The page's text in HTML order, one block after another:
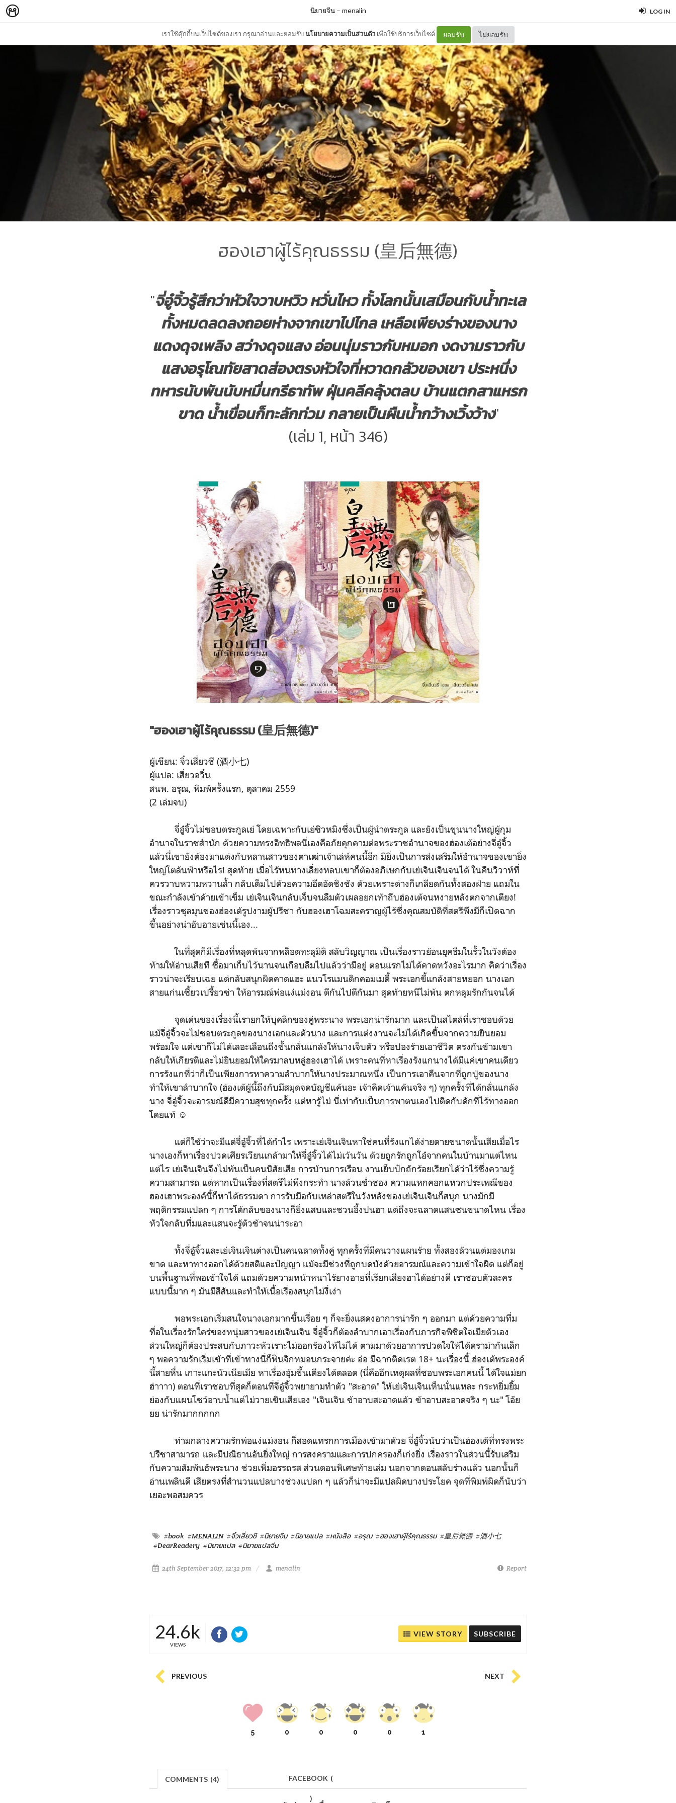
LOG IN
เราใช้คุ๊กกี้บนเว็บไซต์ของเรา กรุณาอ่านและยอมรับนโยบายความเป็นส่วนตัว เพื่อใช้บริการเว็บไซต์ ยอมรับ ไม่ยอมรับ
นิยายจีน– menalin
ฮองเฮาผู้ไร้คุณธรรม (皇后無德)
"จี่อู๋จิ้วรู้สึกว่าหัวใจวาบหวิว หวั่นไหว ทั้งโลกนั้นเสมือนกับน้ำทะเล
ทั้งหมดลดลงถอยห่างจากเขาไปไกล เหลือเพียงร่างของนาง
แดงดุจเพลิง สว่างดุจแสง อ่อนนุ่มราวกับหมอก งดงามราวกับ
แสงอรุโณทัยสาดส่องตรงหัวใจที่หวาดกลัวของเขา ประหนึ่ง
ทหารนับพันนับหมื่นกรีธาทัพ ฝุ่นคลีคลุ้งตลบ บ้านแตกสาแหรก
ขาด น้ำเขื่อนก็ทะลักท่วม กลายเป็นผืนน้ำกว้างเวิ้งว้าง"
(เล่ม 1, หน้า 346)
"ฮองเฮาผู้ไร้คุณธรรม (皇后無德)"
ผู้เขียน: จิ๋วเสี่ยวชี (酒小七)
ผู้แปล: เสี่ยวอวิ๋น
สนพ. อรุณ, พิมพ์ครั้งแรก, ตุลาคม 2559
(2 เล่มจบ)
จี่อู๋จิ้วไม่ชอบตระกูลเย่ โดยเฉพาะกับเย่ซิวหมิงซึ่งเป็นผู้นำตระกูล และยังเป็นขุนนางใหญ่ผู้กุม
อำนาจในราชสำนัก ด้วยความทรงอิทธิพลนี่เองคือภัยคุกคามต่อพระราชอำนาจของฮ่องเต้อย่างจี่อู๋จิ้ว
แล้วนี่เขายังต้องมาแต่งกับหลานสาวของตาเฒ่าเจ้าเล่ห์คนนี้อีก มิยิ่งเป็นการส่งเสริมให้อำนาจของเขายิ่ง
ใหญ่โตล้นฟ้าหรือไร! สุดท้าย เมื่อไร้หนทางเลี่ยงหลบเขาก็ต้องอภิเษกกับเย่เจินเจินจนได้ ในคืนวิวาห์ที่
ควรวาบหวามหวานล้ำ กลับเต็มไปด้วยความอึดอัดชิงชัง ด้วยเพราะต่างก็เกลียดกันทั้งสองฝ่าย แถมใน
ขณะกำลังเข้าด้ายเข้าเข็ม เย่เจินเจินกลับเจ็บจนลืมตัวเผลอยกเท้าถีบฮ่องเต้จนหงายหลังตกจากเตียง!
เรื่องราวชุลมุนของฮ่องเต้รูปงามผู้ปรีชา กับฮองเฮาโฉมสะคราญผู้ไร้ซึ่งคุณสมบัติที่สตรีพึงมีก็เปิดฉาก
ขึ้นอย่างน่าอับอายเช่นนี้เอง...
ในที่สุดก็มีเรื่องที่หลุดพ้นจากพล็อตทะลุมิติ สลับวิญญาณ เป็นเรื่องราวย้อนยุคธีมในรั้วในวังต้อง
ห้ามให้อ่านเสียที ซื้อมาเก็บไว้นานจนเกือบลืมไปแล้วว่ามีอยู่ ตอนแรกไม่ได้คาดหวังอะไรมาก คิดว่าเรื่อง
ราวน่าจะเรียบเฉย แต่กลับสนุกผิดคาดแฮะ แนวโรแมนติกคอมเมดี้ พระเอกขี้แกล้งสายหยอก นางเอก
สายแก่นเซี้ยวเปรี้ยวซ่า ให้อารมณ์พ่อแง่แม่งอน ตีกันไปตีกันมา สุดท้ายหนีไม่พ้น ตกหลุมรักกันจนได้
จุดเด่นของเรื่องนี้เรายกให้บุคลิกของคู่พระนาง พระเอกน่ารักมาก และเป็นสไตล์ที่เราชอบด้วย
แม้จี่อู๋จิ้วจะไม่ชอบตระกูลของนางเอกและตัวนาง และการแต่งงานจะไม่ได้เกิดขึ้นจากความยินยอม
พร้อมใจ แต่เขาก็ไม่ได้เลอะเลือนถึงขั้นกลั่นแกล้งให้นางเจ็บตัว หรือปองร้ายเอาชีวิต ตรงกันข้ามเขา
กลับให้เกียรติและไม่ยินยอมให้ใครมาลบหลู่ฮองเฮาได้ เพราะคนที่หาเรื่องรังแกนางได้มีแค่เขาคนเดียว
การรังแกที่ว่าก็เป็นเพียงการหาความลำบากให้นางประมาณหนึ่ง เป็นการเอาคืนจากที่ถูกปู่ของนาง
ทำให้เขาลำบากใจ (ฮ่องเต้ผู้นี้ถึงกับมีสมุดจดบัญชีแค้นอะ เจ้าคิดเจ้าแค้นจริง ๆ) ทุกครั้งที่ได้กลั่นแกล้ง
นาง จี่อู๋จิ้วจะอารมณ์ดีมีความสุขทุกครั้ง แต่หารู้ไม่ นี่เท่ากับเป็นการพาตนเองไปติดกับดักที่ไร้ทางออก
โดยแท้ ☺
แต่ก็ใช้ว่าจะมีแต่จี่อู๋จิ้วที่ได้กำไร เพราะเย่เจินเจินหาใช่คนที่รังแกได้ง่ายดายขนาดนั้นเสียเมื่อไร
นางเองก็หาเรื่องปวดเศียรเวียนเกล้ามาให้จี่อู๋จิ้วได้ไม่เว้นวัน ด้วยถูกรักถูกโอ๋จากคนในบ้านมาแต่ไหน
แต่ไร เย่เจินเจินจึงไม่พ้นเป็นคนนิสัยเสีย การบ้านการเรือน งานเย็บปักถักร้อยเรียกได้ว่าไร้ซึ่งความรู้
ความสามารถ แต่หากเป็นเรื่องที่สตรีไม่พึงกระทำ นางล้วนช่ำชอง ความแหกคอกแหวกประเพณีของ
ฮองเฮาพระองค์นี้ก็หาได้ธรรมดา การรับมือกับเหล่าสตรีในวังหลังของเย่เจินเจินก็สนุก นางมักมี
พฤติกรรมแปลก ๆ การโต้กลับของนางก็ยิ่งแสบและชวนอึ้งปนฮา แต่ถึงจะฉลาดแสนซนขนาดไหน เรื่อง
หัวใจกลับทึ่มและแสนจะรู้ตัวช้าจนน่าระอา
ทั้งจี่อู๋จิ้วและเย่เจินเจินต่างเป็นคนฉลาดทั้งคู่ ทุกครั้งที่มีคนวางแผนร้าย ทั้งสองล้วนแต่มองเกม
ขาด และหาทางออกได้ด้วยสติและปัญญา แม้จะมีช่วงที่ถูกบดบังด้วยอารมณ์และความเข้าใจผิด แต่ก็อยู่
บนพื้นฐานที่พอเข้าใจได้ แถมด้วยความหน้าหนาไร้ยางอายที่เรียกเสียงฮาได้อย่างดี เราชอบตัวละคร
แบบนี้มาก ๆ มันมีสีสันและทำให้เนื้อเรื่องสนุกไม่งี่เง่า
พอพระเอกเริ่มสนใจนางเอกมากขึ้นเรื่อย ๆ ก็จะยิ่งแสดงอาการน่ารัก ๆ ออกมา แต่ด้วยความทึ่ม
ทื่อในเรื่องรักใคร่ของหนุ่มสาวของเย่เจินเจิน จี่อู๋จิ้วก็ต้องลำบากเอาเรื่องกับภารกิจพิชิตใจเมียตัวเอง
ส่วนใหญ่ก็ต้องประสบกับภาวะหัวเราะไม่ออกร้องไห้ไม่ได้ ตามมาด้วยอาการปวดใจให้ได้ดราม่ากันเล็ก
ๆ พอความรักเริ่มเข้าที่เข้าทางนี่ก็ฟินจิกหมอนกระจายค่ะ อ่อ มีฉากติดเรต 18+ นะเรื่องนี้ ฮ่องเต้พระองค์
นี้สายหื่น เกาะแกะนัวเนียเมีย หาเรื่องอุ้มขึ้นเตียงได้ตลอด (นี่คืออีกเหตุผลที่ชอบพระเอกคนนี้ ได้ใจแม่ยก
ฮ่าาาา) ตอนที่เราชอบที่สุดก็ตอนที่จี่อู๋จิ้วพยายามทำตัว "สะอาด" ให้เย่เจินเจินเห็นนั่นแหละ กระหยิ่มยิ้ม
ย่องกับแผนโชว์อาบน้ำแต่ไม่วายเขินเสียเอง "เจินเจิน ข้าอาบสะอาดแล้ว ข้าอาบสะอาดจริง ๆ นะ" โอ๊ย
ยย น่ารักมากกกกก
ท่ามกลางความรักพ่อแง่แม่งอน ก็สอดแทรกการเมืองเข้ามาด้วย จี่อู๋จิ้วนับว่าเป็นฮ่องเต้ที่ทรงพระ
ปรีชาสามารถ และมีปณิธานอันยิ่งใหญ่ การสงครามและการปกครองก็เก่งยิ่ง เรื่องราวในส่วนนี้รับเสริม
กับความสัมพันธ์พระนาง ช่วยเพิ่มอรรถรส ส่วนตอนพิเศษท้ายเล่ม นอกจากตอนสลับร่างแล้ว นอกนั้นก็
อ่านเพลินดี เสียตรงที่สำนวนแปลบางช่วงแปลก ๆ แล้วก็น่าจะมีแปลผิดบางประโยค จุดที่พิมพ์ผิดก็นับว่า
เยอะพอสมควร
#book #MENALIN #จิ๋วเสี่ยวชี #นิยายจีน #นิยายแปล #หนังสือ #อรุณ #ฮองเฮาผู้ไร้คุณธรรม #皇后無德 #酒小七
#DearReadery #นิยายแปล #นิยายแปลจีน
24th September 2017, 12:32 pm menalin Report
24.6k
VIEWS
VIEW STORY SUBSCRIBE
PREVIOUS NEXT
5 0 0 0 0 1
COMMENTS (4) FACEBOOK (
)